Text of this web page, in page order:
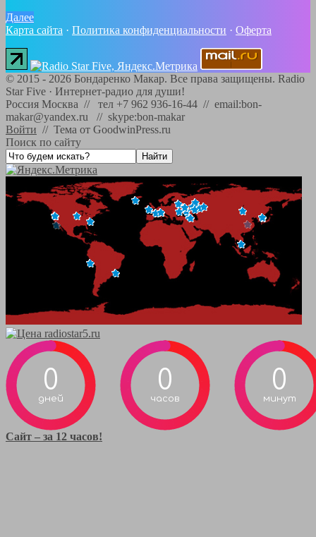
Далее
Карта сайта · Политика конфиденциальности · Оферта
© 2015 - 2026 Бондаренко Макар. Все права защищены. Radio
Star Five · Интернет-радио для души!
Россия Москва // тел +7 962 936-16-44 // email:bon-
makar@yandex.ru // skype:bon-makar
Войти // Тема от GoodwinPress.ru
Поиск по сайту
0
дней
0
часов
0
минут
Сайт – за 12 часов!